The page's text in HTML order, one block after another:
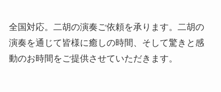
全国対応。二胡の演奏ご依頼を承ります。二胡の
演奏を通じて皆様に癒しの時間、そして驚きと感
動のお時間をご提供させていただきます。